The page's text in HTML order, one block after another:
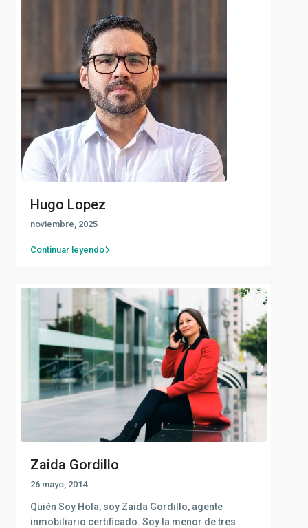
Hugo Lopez
noviembre, 2025
Continuar leyendo
Zaida Gordillo
26 mayo, 2014
Quién Soy Hola, soy Zaida Gordillo, agente
inmobiliario certificado. Soy la menor de tres